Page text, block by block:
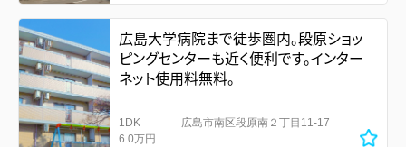
広島大学病院まで徒歩圏内。段原ショッ
ピングセンターも近く便利です。インター
ネット使用料無料。
1DK
6.0万円
広島市南区段原南２丁目11-17